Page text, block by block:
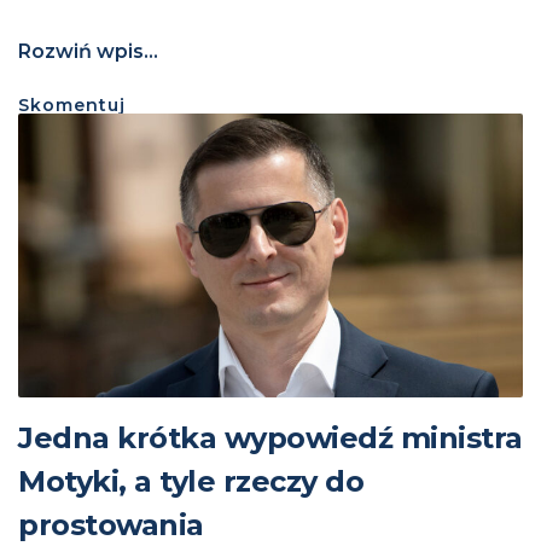
Rozwiń wpis...
Skomentuj
Jedna krótka wypowiedź ministra
Motyki, a tyle rzeczy do
prostowania